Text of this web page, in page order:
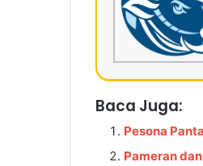
Baca Juga:
Pesona
Pameran